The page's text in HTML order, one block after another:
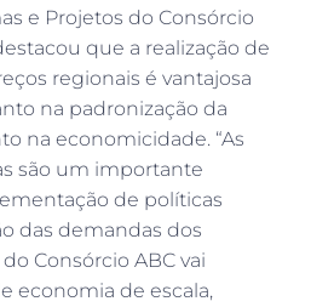
e Projetos do Consórcio
que a realização de
regionais é vantajosa
na padronização da
na economicidade. “As
são um importante
de políticas
das demandas dos
Consórcio ABC vai
economia de escala,